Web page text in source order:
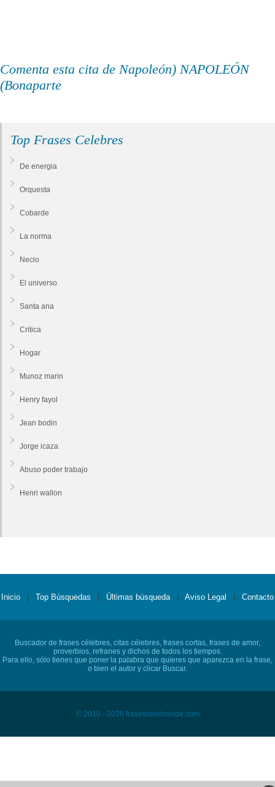
Comenta esta cita de Napoleón) NAPOLEÓN
(Bonaparte
Top Frases Celebres
De energia
Orquesta
Cobarde
La norma
Necio
El universo
Santa ana
Critica
Hogar
Munoz marin
Henry fayol
Jean bodin
Jorge icaza
Abuso poder trabajo
Henri wallon
Inicio Top Búsquedas Últimas búsqueda Aviso Legal Contacto
Buscador de frases célebres, citas célebres, frases cortas, frases de amor,
proverbios, refranes y dichos de todos los tiempos.
Para ello, sólo tienes que poner la palabra que quieres que aparezca en la frase,
o bien el autor y clicar Buscar.
© 2010 - 2026 frasescelebresde.com